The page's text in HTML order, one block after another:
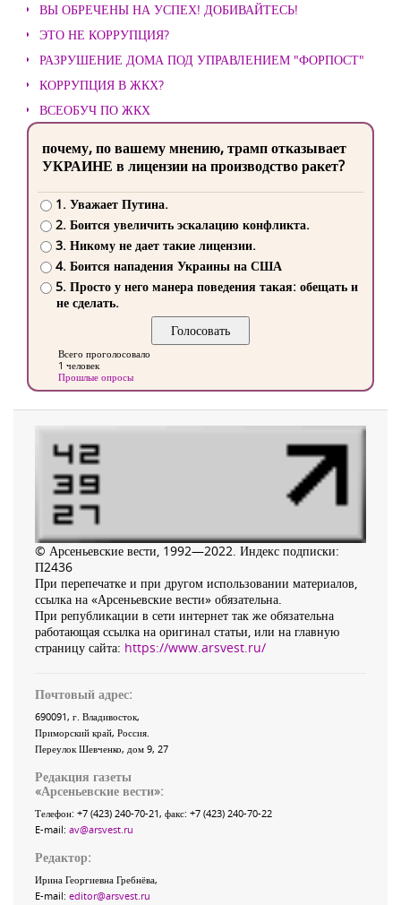
ВЫ ОБРЕЧЕНЫ НА УСПЕХ! ДОБИВАЙТЕСЬ!
ЭТО НЕ КОРРУПЦИЯ?
РАЗРУШЕНИЕ ДОМА ПОД УПРАВЛЕНИЕМ "ФОРПОСТ"
КОРРУПЦИЯ В ЖКХ?
ВСЕОБУЧ ПО ЖКХ
почему, по вашему мнению, трамп отказывает
УКРАИНЕ в лицензии на производство ракет?
1. Уважает Путина.
2. Боится увеличить эскалацию конфликта.
3. Никому не дает такие лицензии.
4. Боится нападения Украины на США
5. Просто у него манера поведения такая: обещать и
не сделать.
Всего проголосовало
1 человек
Прошлые опросы
© Арсеньевские вести, 1992—2022. Индекс подписки:
П2436
При перепечатке и при другом использовании материалов,
ссылка на «Арсеньевские вести» обязательна.
При републикации в сети интернет так же обязательна
работающая ссылка на оригинал статьи, или на главную
страницу сайта: https://www.arsvest.ru/
Почтовый адрес:
690091, г. Владивосток,
Приморский край, Россия
Переулок Шевченко, дом 9, 27
Редакция газеты
«Арсеньевские вести»:
Телефон: +7 (423) 240-70-21, факс: +7 (423) 240-70-22
E-mail: av@arsvest.ru
Редактор:
Ирина Георгиевна Гребнёва,
E-mail: editor@arsvest.ru